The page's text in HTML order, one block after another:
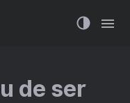
de ser